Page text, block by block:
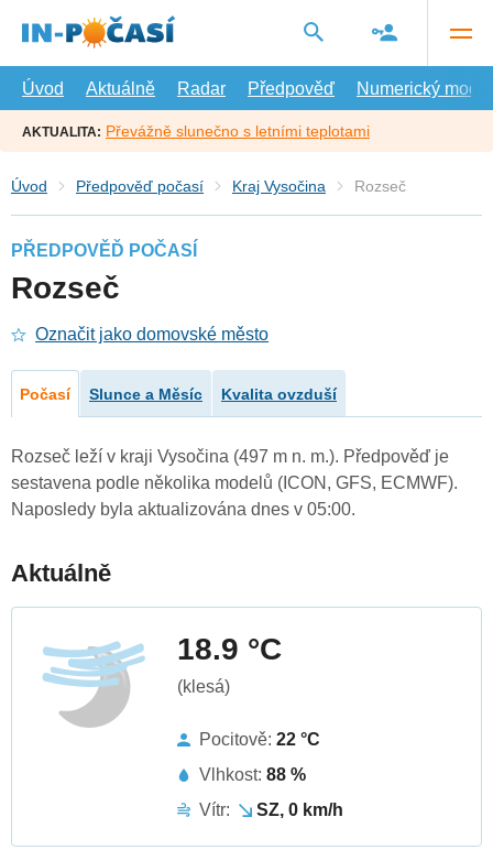
hlavní
Úvod
Aktuálně Radar Předpověď Numerický model
AKTUALITA: Převážně slunečno s letními teplotami
Úvod Předpověď počasí Kraj Vysočina Rozseč
PŘEDPOVĚĎ POČASÍ
Rozseč
Označit jako domovské město
Počasí Slunce a Měsíc Kvalita ovzduší
Rozseč leží v kraji Vysočina (497 m n. m.). Předpověď je
sestavena podle několika modelů (ICON, GFS, ECMWF).
Naposledy byla aktualizována dnes v 05:00.
Aktuálně
18.9 °C
(klesá)
Pocitově: 22 °C
Vlhkost: 88 %
Vítr:
SZ, 0 km/h